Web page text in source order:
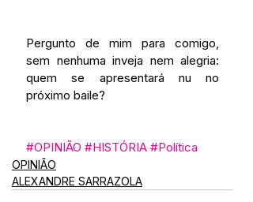
Pergunto de mim para comigo,
sem nenhuma inveja nem alegria:
quem se apresentará nu no
próximo baile?
#OPINIÃO #HISTÓRIA #Política
OPINIÃO
ALEXANDRE SARRAZOLA